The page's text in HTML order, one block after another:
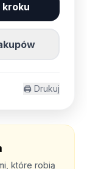
kroku
🖨️ Drukuj
które robią